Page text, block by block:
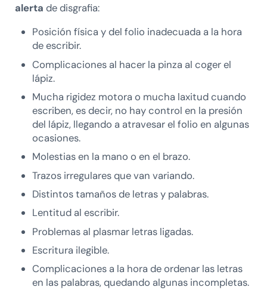
alerta de disgrafia:
Posición física y del folio inadecuada a la hora
de escribir.
Complicaciones al hacer la pinza al coger el
lápiz.
Mucha rigidez motora o mucha laxitud cuando
escriben, es decir, no hay control en la presión
del lápiz, llegando a atravesar el folio en algunas
ocasiones.
Molestias en la mano o en el brazo.
Trazos irregulares que van variando.
Distintos tamaños de letras y palabras.
Lentitud al escribir.
Problemas al plasmar letras ligadas.
Escritura ilegible.
Complicaciones a la hora de ordenar las letras
en las palabras, quedando algunas incompletas.